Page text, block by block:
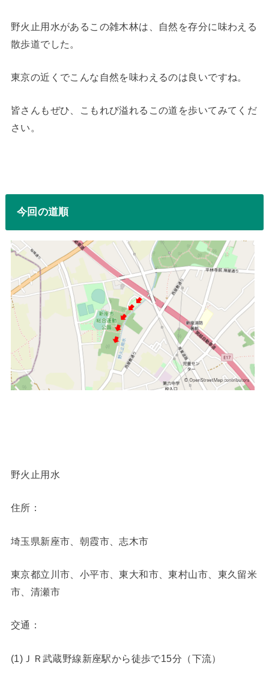
野火止用水があるこの雑木林は、自然を存分に味わえる
散歩道でした。
東京の近くでこんな自然を味わえるのは良いですね。
皆さんもぜひ、こもれび溢れるこの道を歩いてみてくだ
さい。
今回の道順
野火止用水
住所：
埼玉県新座市、朝霞市、志木市
東京都立川市、小平市、東大和市、東村山市、東久留米
市、清瀬市
交通：
(1)ＪＲ武蔵野線新座駅から徒歩で15分（下流）